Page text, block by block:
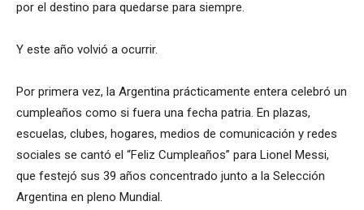
por el destino para quedarse para siempre.
Y este año volvió a ocurrir.
Por primera vez, la Argentina prácticamente entera celebró un
cumpleaños como si fuera una fecha patria. En plazas,
escuelas, clubes, hogares, medios de comunicación y redes
sociales se cantó el “Feliz Cumpleaños” para Lionel Messi,
que festejó sus 39 años concentrado junto a la Selección
Argentina en pleno Mundial.